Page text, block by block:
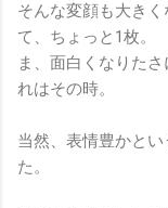
そんな変顔も大き
て、ちょっと1枚。
ま、面白くなりた
れはその時。
当然、表情豊かと
た。